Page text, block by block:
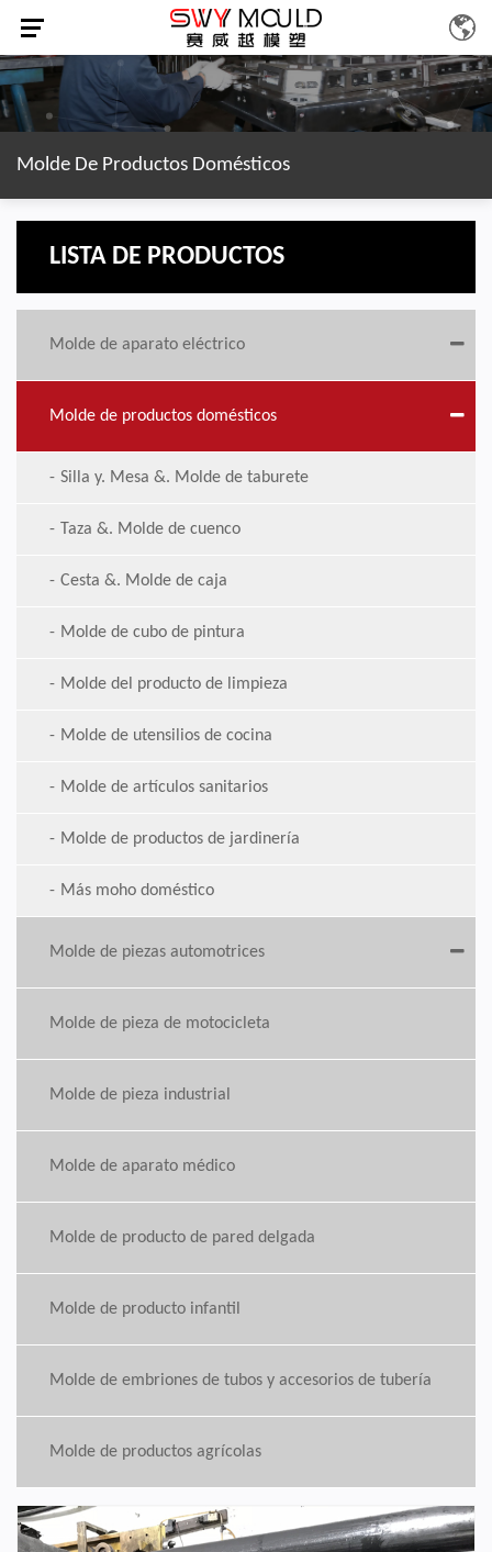
Molde De Productos Domésticos
LISTA DE PRODUCTOS
Molde de aparato eléctrico
Molde de productos domésticos
Silla y. Mesa &. Molde de taburete
Taza &. Molde de cuenco
Cesta &. Molde de caja
Molde de cubo de pintura
Molde del producto de limpieza
Molde de utensilios de cocina
Molde de artículos sanitarios
Molde de productos de jardinería
Más moho doméstico
Molde de piezas automotrices
Molde de pieza de motocicleta
Molde de pieza industrial
Molde de aparato médico
Molde de producto de pared delgada
Molde de producto infantil
Molde de embriones de tubos y accesorios de tubería
Molde de productos agrícolas